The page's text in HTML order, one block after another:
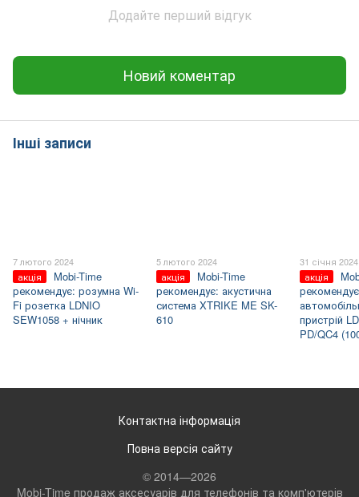
Додайте перший відгук
Новий коментар
Інші записи
7 лютого 2024
акція
Mobi-Time
рекомендує: розумна Wi-
Fi розетка LDNIO
SEW1058 + нічник
5 лютого 2024
акція
Mobi-Time
рекомендує: акустична
система XTRIKE ME SK-
610
31 січня 2024
акція
пристрій
PD/QC4
Контактна інформація
Повна версія сайту
© 2014—2026
Mobi-Time продаж аксесуарів для телефонів та комп'ютерів